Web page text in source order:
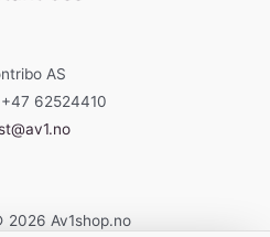
AS
62524410
Av1shop.no